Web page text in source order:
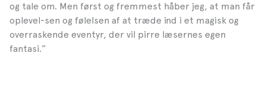
og tale om. Men først og fremmest håber jeg, at man får
oplevel-sen og følelsen af at træde ind i et magisk og
overraskende eventyr, der vil pirre læsernes egen
fantasi.”